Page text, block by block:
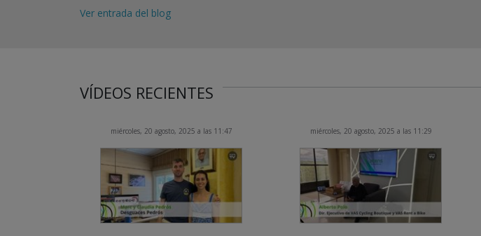
Ver entrada del blog
VÍDEOS RECIENTES
miércoles, 20 agosto, 2025 a las 11:47 miércoles, 20 agosto, 2025 a las 11:29